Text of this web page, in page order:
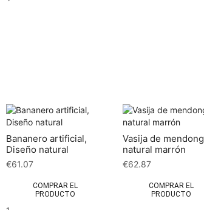
Bananero artificial,
Diseño natural
€61.07
COMPRAR EL
PRODUCTO
Vasija de mendong
natural marrón
€62.87
COMPRAR EL
PRODUCTO